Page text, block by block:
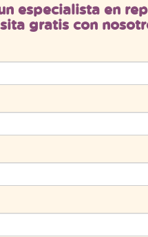
especialista en
gratis con